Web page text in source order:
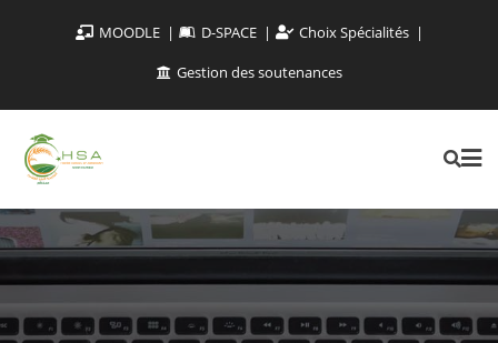
MOODLE D-SPACE
Choix Spécialités
Gestion des soutenances